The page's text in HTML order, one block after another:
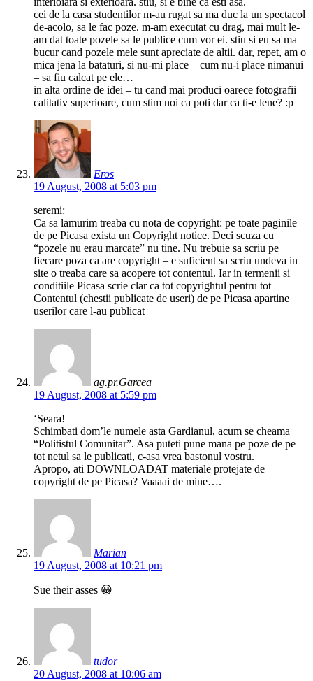
cei de la casa studentilor m-au rugat sa ma duc la un spectacol
de-acolo, sa le fac poze. m-am executat cu drag, mai mult le-
am dat toate pozele sa le publice cum vor ei. stiu si eu sa ma
bucur cand pozele mele sunt apreciate de altii. dar, repet, am o
mica jena la bataturi, si nu-mi place – cum nu-i place nimanui
– sa fiu calcat pe ele…
in alta ordine de idei – tu cand mai produci oarece fotografii
calitativ superioare, cum stim noi ca poti dar ca ti-e lene? :p
Eros
19 August, 2008 at 5:03 pm
seremi:
Ca sa lamurim treaba cu nota de copyright: pe toate paginile
de pe Picasa exista un Copyright notice. Deci scuza cu
“pozele nu erau marcate” nu tine. Nu trebuie sa scriu pe
fiecare poza ca are copyright – e suficient sa scriu undeva in
site o treaba care sa acopere tot contentul. Iar in termenii si
conditiile Picasa scrie clar ca tot copyrightul pentru tot
Contentul (chestii publicate de useri) de pe Picasa apartine
userilor care l-au publicat
ag.pr.Garcea
19 August, 2008 at 5:59 pm
‘Seara!
Schimbati dom’le numele asta Gardianul, acum se cheama
“Politistul Comunitar”. Asa puteti pune mana pe poze de pe
tot netul sa le publicati, c-asa vrea bastonul vostru.
Apropo, ati DOWNLOADAT materiale protejate de
copyright de pe Picasa? Vaaaai de mine….
Marian
19 August, 2008 at 10:21 pm
Sue their asses 😀
tudor
20 August, 2008 at 10:06 am